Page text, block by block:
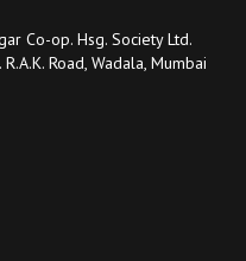
Co-op. Hsg. Society Ltd.
Road, Wadala, Mumbai